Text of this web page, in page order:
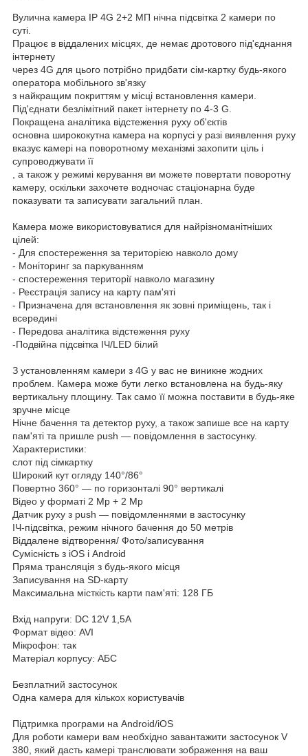
Вулична камера IP 4G 2+2 МП нічна підсвітка 2 камери по
суті.
Працює в віддалених місцях, де немає дротового під'єднання
інтернету
через 4G для цього потрібно придбати сім-картку будь-якого
оператора мобільного зв'язку
з найкращим покриттям у місці встановлення камери.
Під'єднати безлімітний пакет інтернету по 4-3 G.
Покращена аналітика відстеження руху об'єктів
основна ширококутна камера на корпусі у разі виявлення руху
вказує камері на поворотному механізмі захопити ціль і
супроводжувати її
, а також у режимі керування ви можете повертати поворотну
камеру, оскільки захочете водночас стаціонарна буде
показувати та записувати загальний план.
Камера може використовуватися для найрізноманітніших
цілей:
- Для спостереження за територією навколо дому
- Моніторинг за паркуванням
- спостереження території навколо магазину
- Реєстрація запису на карту пам'яті
- Призначена для встановлення як зовні приміщень, так і
всередині
- Передова аналітика відстеження руху
-Подвійна підсвітка ІЧ/LED білий
З установленням камери з 4G у вас не виникне жодних
проблем. Камера може бути легко встановлена на будь-яку
вертикальну площину. Так само її можна поставити в будь-яке
зручне місце
Нічне бачення та детектор руху, а також запише все на карту
пам'яті та пришле push — повідомлення в застосунку.
Характеристики:
слот під сімкартку
Широкий кут огляду 140°/86°
Повертно 360° — по горизонталі 90° вертикалі
Відео у форматі 2 Мр + 2 Мр
Датчик руху з push — повідомленнями в застосунку
ІЧ-підсвітка, режим нічного бачення до 50 метрів
Віддалене відтворення/ Фото/записування
Сумісність з iOS і Android
Пряма трансляція з будь-якого місця
Записування на SD-карту
Максимальна місткість карти пам'яті: 128 ГБ
Вхід напруги: DC 12V 1,5A
Формат відео: AVI
Мікрофон: так
Матеріал корпусу: АБС
Безплатний застосунок
Одна камера для кількох користувачів
Підтримка програми на Android/iOS
Для роботи камери вам необхідно завантажити застосунок V
380, який дасть камері транслювати зображення на ваш